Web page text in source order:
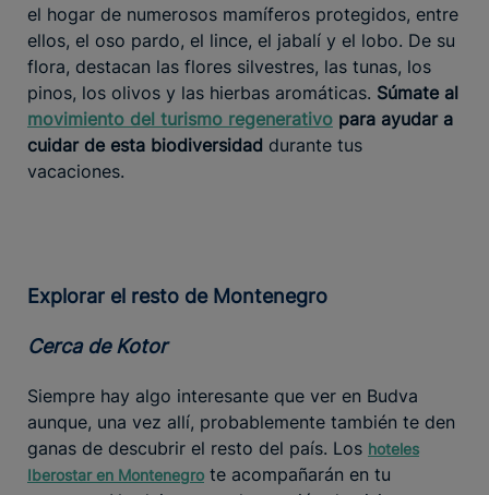
el hogar de numerosos mamíferos protegidos, entre
ellos, el oso pardo, el lince, el jabalí y el lobo. De su
flora, destacan las flores silvestres, las tunas, los
pinos, los olivos y las hierbas aromáticas. Súmate al
movimiento del turismo regenerativo para ayudar a
cuidar de esta biodiversidad durante tus
vacaciones.
Explorar el resto de Montenegro
Cerca de Kotor
Siempre hay algo interesante que ver en Budva
aunque, una vez allí, probablemente también te den
ganas de descubrir el resto del país. Los hoteles
Iberostar en Montenegro te acompañarán en tu